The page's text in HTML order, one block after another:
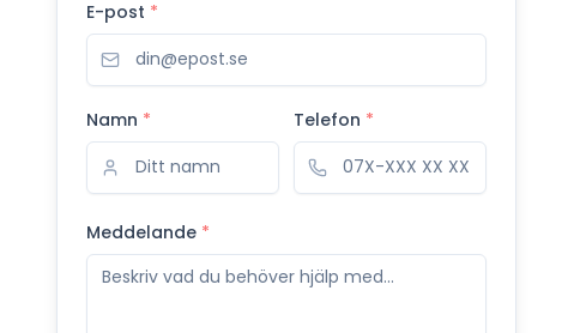
E-post *
Namn * Telefon *
Meddelande *